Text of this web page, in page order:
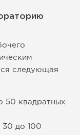
следующая
50 квадратных
до 100